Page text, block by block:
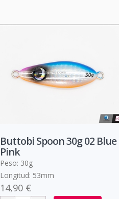
Buttobi Spoon 30g 02 Blue
Pink
Peso: 30g
Longitud: 53mm
14,90 €